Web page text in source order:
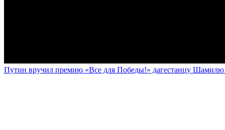
Путин вручил премию «Все для Победы!» дагестанцу Шамилю